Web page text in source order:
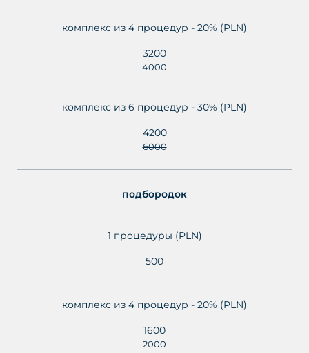
комплекс из 4 процедур - 20% (PLN)
3200
4000
комплекс из 6 процедур - 30% (PLN)
4200
6000
подбородок
1 процедуры (PLN)
500
комплекс из 4 процедур - 20% (PLN)
1600
2000